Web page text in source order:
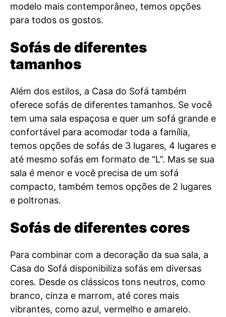
modelo mais contemporâneo, temos opções
para todos os gostos.
Sofás de diferentes
tamanhos
Além dos estilos, a Casa do Sofá também
oferece sofás de diferentes tamanhos. Se você
tem uma sala espaçosa e quer um sofá grande e
confortável para acomodar toda a família,
temos opções de sofás de 3 lugares, 4 lugares e
até mesmo sofás em formato de “L”. Mas se sua
sala é menor e você precisa de um sofá
compacto, também temos opções de 2 lugares
e poltronas.
Sofás de diferentes cores
Para combinar com a decoração da sua sala, a
Casa do Sofá disponibiliza sofás em diversas
cores. Desde os clássicos tons neutros, como
branco, cinza e marrom, até cores mais
vibrantes, como azul, vermelho e amarelo.